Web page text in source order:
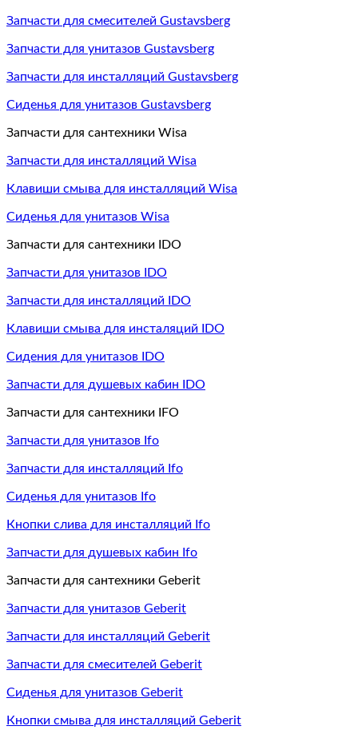
Запчасти для смесителей Gustavsberg
Запчасти для унитазов Gustavsberg
Запчасти для инсталляций Gustavsberg
Сиденья для унитазов Gustavsberg
Запчасти для сантехники Wisa
Запчасти для инсталляций Wisa
Клавиши смыва для инсталляций Wisa
Сиденья для унитазов Wisa
Запчасти для сантехники IDO
Запчасти для унитазов IDO
Запчасти для инсталляций IDO
Клавиши смыва для инсталяций IDO
Сидения для унитазов IDO
Запчасти для душевых кабин IDO
Запчасти для сантехники IFO
Запчасти для унитазов Ifo
Запчасти для инсталляций Ifo
Сиденья для унитазов Ifo
Кнопки слива для инсталляций Ifo
Запчасти для душевых кабин Ifo
Запчасти для сантехники Geberit
Запчасти для унитазов Geberit
Запчасти для инсталляций Geberit
Запчасти для смесителей Geberit
Сиденья для унитазов Geberit
Кнопки смыва для инсталляций Geberit